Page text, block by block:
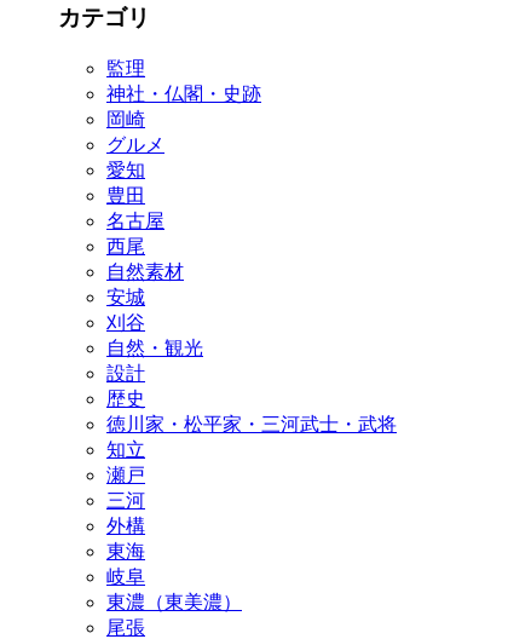
カテゴリ
監理
神社・仏閣・史跡
岡崎
グルメ
愛知
豊田
名古屋
西尾
自然素材
安城
刈谷
自然・観光
設計
歴史
徳川家・松平家・三河武士・武将
知立
瀬戸
三河
外構
東海
岐阜
東濃（東美濃）
尾張